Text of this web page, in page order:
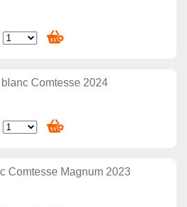
Comtesse 2024
Comtesse Magnum 2023